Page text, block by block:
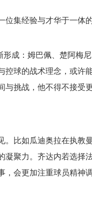
集经验与才华于一体
成：姆巴佩、楚阿梅
球的战术理念，或许
挑战，他不得不接受
比如瓜迪奥拉在执教
聚力。齐达内若选择
会更加注重球员精神